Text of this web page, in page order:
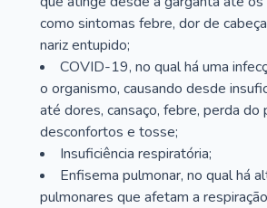
como sintomas febre, dor de
nariz entupido;
COVID-19, no qual há uma
o organismo, causando desde
até dores, cansaço, febre, perda do
desconfortos e tosse;
Insuficiência respiratória;
Enfisema pulmonar, no qual há
pulmonares que afetam a